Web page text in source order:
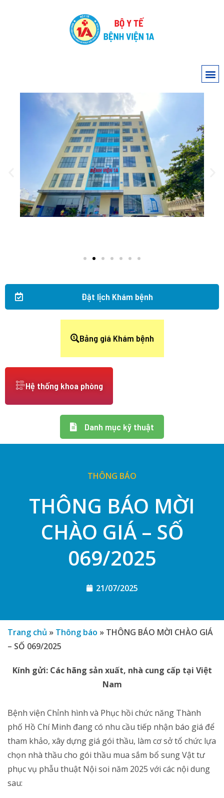
Đặt lịch Khám bệnh
Bảng giá Khám bệnh
Hệ thống khoa phòng
Danh mục kỹ thuật
THÔNG BÁO
THÔNG BÁO MỜI
CHÀO GIÁ – SỐ
069/2025
21/07/2025
Trang chủ » Thông báo » THÔNG BÁO MỜI CHÀO GIÁ
– SỐ 069/2025
Kính gửi: Các hãng sản xuất, nhà cung cấp tại Việt
Nam
Bệnh viện Chỉnh hình và Phục hồi chức năng Thành
phố Hồ Chí Minh đang có nhu cầu tiếp nhận báo giá để
tham khảo, xây dựng giá gói thầu, làm cơ sở tổ chức lựa
chọn nhà thầu cho gói thầu mua sắm bổ sung Vật tư
phục vụ phẫu thuật Nội soi năm 2025 với các nội dung
sau: